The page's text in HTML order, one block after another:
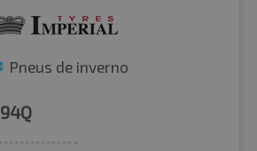
Pneus de inverno
94Q